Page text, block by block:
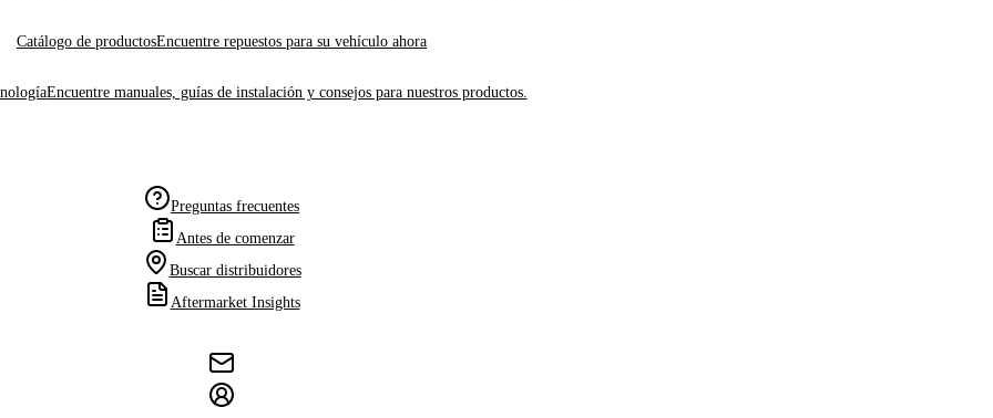
Catálogo de productosEncuentre repuestos para su vehículo ahora
Encuentre manuales, guías de instalación y consejos para nuestros productos.
Preguntas frecuentes
Antes de comenzar
Buscar distribuidores
Aftermarket Insights